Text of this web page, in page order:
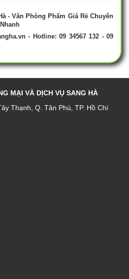
- Văn Phòng Phẩm Giá Rẻ Chuyên
- Hotline: 09 34567 132 - 09
MẠI VÀ DỊCH VỤ SANG HÀ
Thạnh, Q. Tân Phú, TP. Hồ Chí